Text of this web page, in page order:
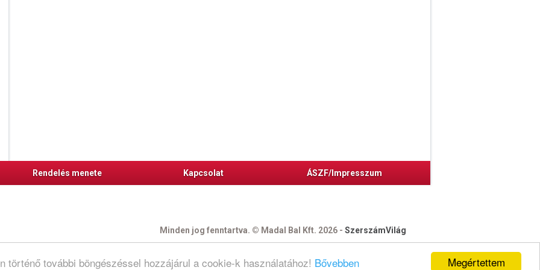
Megértettem
további böngészéssel hozzájárul a cookie-k használatához! Bővebben
Rendelés menete Kapcsolat ÁSZF/Impresszum
Minden jog fenntartva. © Madal Bal Kft. 2026 - SzerszámVilág